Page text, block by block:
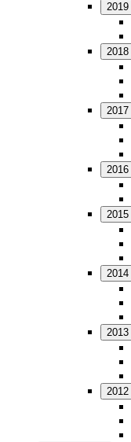
2019
2018
2017
2016
2015
2014
2013
2012